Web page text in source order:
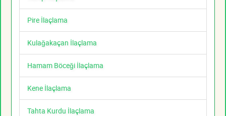
Pire İlaçlama
Kulağakaçan İlaçlama
Hamam Böceği İlaçlama
Kene İlaçlama
Tahta Kurdu İlaçlama